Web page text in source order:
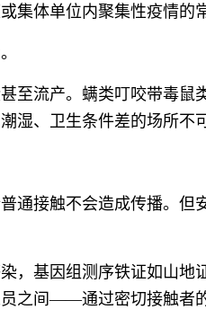
集体单位内聚集性疫情的
至流产。螨类叮咬带毒鼠
湿、卫生条件差的场所不
通接触不会造成传播。但
，基因组测序铁证如山地
之间——通过密切接触者